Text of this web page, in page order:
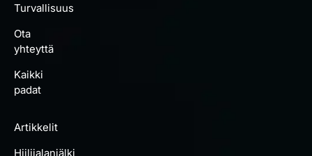
Turvallisuus
Ota
yhteyttä
Kaikki
padat
Artikkelit
Hiilijalanjälki